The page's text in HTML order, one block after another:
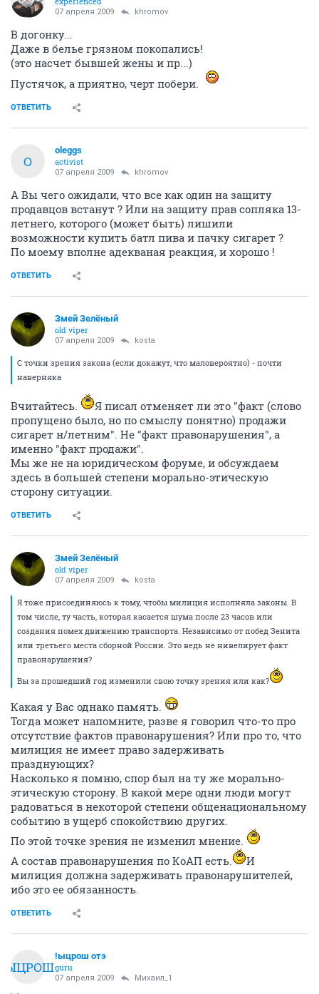
07 апреля 2009 khromov
В догонку...
Даже в белье грязном покопались!
(это насчет бывшей жены и пр...)
Пустячок, а приятно, черт побери.
ОТВЕТИТЬ
O
oleggs
activist
07 апреля 2009 khromov
А Вы чего ожидали, что все как один на защиту
продавцов встанут ? Или на защиту прав сопляка 13-
летнего, которого (может быть) лишили
возможности купить батл пива и пачку сигарет ?
По моему вполне адекваная реакция, и хорошо !
ОТВЕТИТЬ
Змей Зелёный
old viper
07 апреля 2009 kosta
С точки зрения закона (если докажут, что маловероятно) - почти
наверняка
Вчитайтесь.
Я писал отменяет ли это "факт (слово
пропущено было, но по смыслу понятно) продажи
сигарет н/летним". Не "факт правонарушения", а
именно "факт продажи".
Мы же не на юридическом форуме, и обсуждаем
здесь в большей степени морально-этическую
сторону ситуации.
ОТВЕТИТЬ
Змей Зелёный
old viper
07 апреля 2009 kosta
Я тоже присоединяюсь к тому, чтобы милиция исполняла законы. В
том числе, ту часть, которая касается шума после 23 часов или
создания помех движению транспорта. Независимо от побед Зенита
или третьего места сборной России. Это ведь не нивелирует факт
правонарушения?
Вы за прошедший год изменили свою точку зрения или как?
Какая у Вас однако память.
Тогда может напомните, разве я говорил что-то про
отсутствие фактов правонарушения? Или про то, что
милиция не имеет право задерживать
празднующих?
Насколько я помню, спор был на ту же морально-
этическую сторону. В какой мере одни люди могут
радоваться в некоторой степени общенациональному
событию в ущерб спокойствию других.
По этой точке зрения не изменил мнение.
А состав правонарушения по КоАП есть.
И
милиция должна задерживать правонарушителей,
ибо это ее обязанность.
ОТВЕТИТЬ
!ЫЦРОШ
!ыцрош отэ
guru
07 апреля 2009 Михаил_1